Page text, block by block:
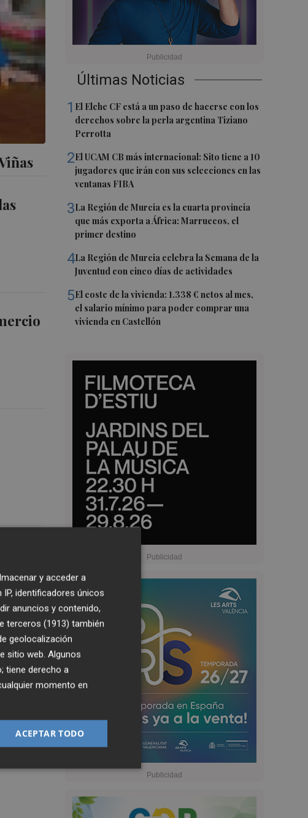
Últimas Noticias
1 El Elche CF está a un paso de hacerse con los
derechos sobre la perla argentina Tiziano
Perrotta
2El UCAM CB más internacional: Sito tiene a 10
jugadores que irán con sus selecciones en las
ventanas FIBA
3La Región de Murcia es la cuarta provincia
que más exporta a África: Marruecos, el
primer destino
4La Región de Murcia celebra la Semana de la
Juventud con cinco días de actividades
5El coste de la vivienda: 1.338 € netos al mes,
el salario mínimo para poder comprar una
vivienda en Castellón
y acceder a
identificadores únicos
anuncios y contenido,
terceros (1913) también
geolocalización
sitio web. Algunos
tiene derecho a
momento en
ACEPTAR TODO